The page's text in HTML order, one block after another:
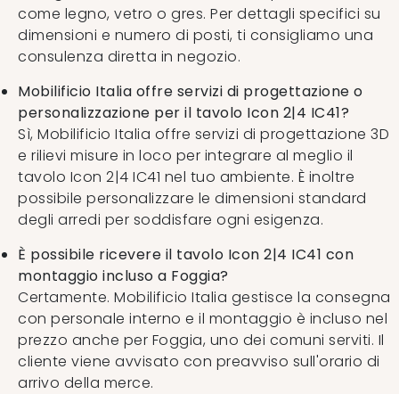
come legno, vetro o gres. Per dettagli specifici su
dimensioni e numero di posti, ti consigliamo una
consulenza diretta in negozio.
Mobilificio Italia offre servizi di progettazione o
personalizzazione per il tavolo Icon 2|4 IC41?
Sì, Mobilificio Italia offre servizi di progettazione 3D
e rilievi misure in loco per integrare al meglio il
tavolo Icon 2|4 IC41 nel tuo ambiente. È inoltre
possibile personalizzare le dimensioni standard
degli arredi per soddisfare ogni esigenza.
È possibile ricevere il tavolo Icon 2|4 IC41 con
montaggio incluso a Foggia?
Certamente. Mobilificio Italia gestisce la consegna
con personale interno e il montaggio è incluso nel
prezzo anche per Foggia, uno dei comuni serviti. Il
cliente viene avvisato con preavviso sull'orario di
arrivo della merce.